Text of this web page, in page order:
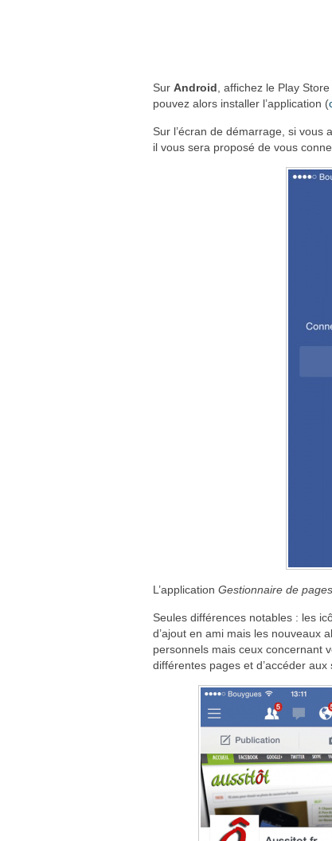
Sur Android , affichez le Play
pouvez alors installer l’application (
Sur l’écran de démarrage, si vous
il vous sera proposé de vous
L’application Gestionnaire de pages
Seules différences notables : les
d’ajout en ami mais les nouveaux
personnels mais ceux concernant
différentes pages et d’accéder